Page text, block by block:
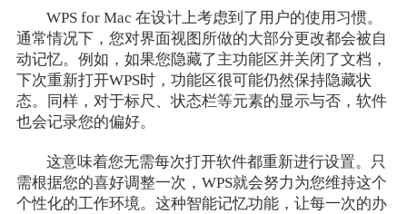
WPS for Mac 在设计上考虑到了用户的使用习惯。
通常情况下，您对界面视图所做的大部分更改都会被自
动记忆。例如，如果您隐藏了主功能区并关闭了文档，
下次重新打开WPS时，功能区很可能仍然保持隐藏状
态。同样，对于标尺、状态栏等元素的显示与否，软件
也会记录您的偏好。
这意味着您无需每次打开软件都重新进行设置。只
需根据您的喜好调整一次，WPS就会努力为您维持这个
个性化的工作环境。这种智能记忆功能，让每一次的办